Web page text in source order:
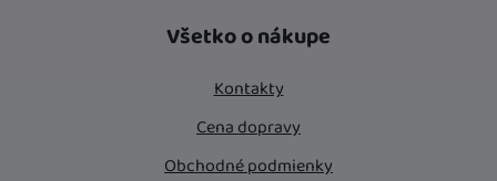
Všetko o nákupe
Kontakty
Cena dopravy
Obchodné podmienky